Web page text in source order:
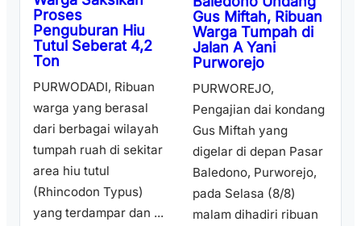
Proses
Penguburan Hiu
Tutul Seberat 4,2
Ton
PURWODADI, Ribuan
warga yang berasal
dari berbagai wilayah
tumpah ruah di sekitar
area hiu tutul
(Rhincodon Typus)
yang terdampar dan ...
Gus Miftah, Ribuan
Warga Tumpah di
Jalan A Yani
Purworejo
PURWOREJO,
Pengajian dai kondang
Gus Miftah yang
digelar di depan Pasar
Baledono, Purworejo,
pada Selasa (8/8)
malam dihadiri ribuan